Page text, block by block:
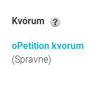
kvórum
oPetition kvorum
(Spravne)